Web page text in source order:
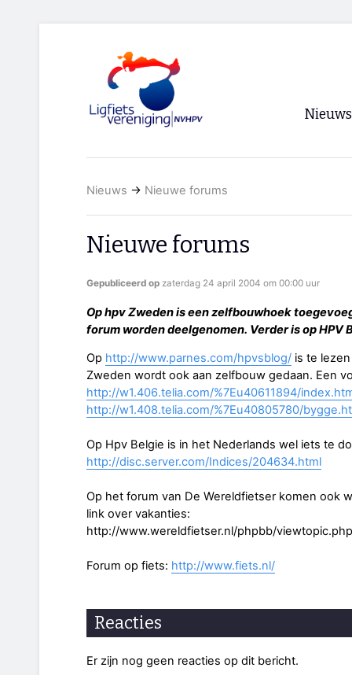
Nieuws
Nieuws → Nieuwe forums
Nieuwe forums
Gepubliceerd op zaterdag 24 april 2004 om 00:00 uur
Op hpv Zweden is een zelfbouwhoek
forum worden deelgenomen. Verder is op HPV
Op http://www.parnes.com/hpvsblog/ is te
Zweden wordt ook aan zelfbouw gedaan. Een
http://w1.406.telia.com/%7Eu40611894/
http://w1.408.telia.com/%7Eu40805780/
Op Hpv Belgie is in het Nederlands wel iets te
http://disc.server.com/Indices/204634.html
Op het forum van De Wereldfietser komen ook
link over vakanties:
http://www.wereldfietser.nl/phpbb/
Forum op fiets: http://www.fiets.nl/
Reacties
Er zijn nog geen reacties op dit bericht.